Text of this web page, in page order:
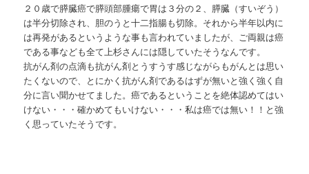
２０歳で膵臓癌で膵頭部腫瘍で胃は３分の２、膵臓（すいぞう）
は半分切除され、胆のうと十二指腸も切除。それから半年以内に
は再発があるというような事も言われていましたが、ご両親は癌
である事なども全て上杉さんには隠していたそうなんです。
抗がん剤の点滴も抗がん剤とうすうす感じながらもがんとは思い
たくないので、とにかく抗がん剤であるはずが無いと強く強く自
分に言い聞かせてました。癌であるということを絶体認めてはい
けない・・・確かめてもいけない・・・私は癌では無い！！と強
く思っていたそうです。